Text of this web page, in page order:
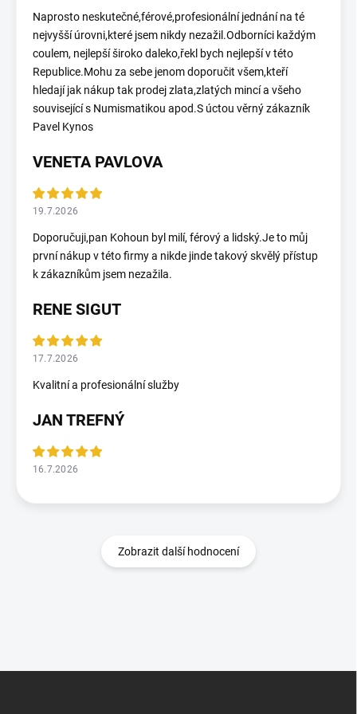
Naprosto neskutečné,férové,profesionální jednání na té
nejvyšší úrovni,které jsem nikdy nezažil.Odborníci každým
coulem, nejlepší široko daleko,řekl bych nejlepší v této
Republice.Mohu za sebe jenom doporučit všem,kteří
hledají jak nákup tak prodej zlata,zlatých mincí a všeho
související s Numismatikou apod.S úctou věrný zákazník
Pavel Kynos
VENETA PAVLOVA
19.7.2026
Doporučuji,pan Kohoun byl milí, férový a lidský.Je to můj
první nákup v této firmy a nikde jinde takový skvělý přístup
k zákazníkům jsem nezažila.
RENE SIGUT
17.7.2026
Kvalitní a profesionální služby
JAN TREFNÝ
16.7.2026
Zobrazit další hodnocení